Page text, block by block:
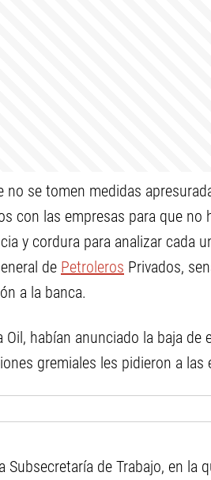
no se tomen medidas
con las empresas para que no
y cordura para analizar cada
de Petroleros Privados,
a la banca.
habían anunciado la baja de
gremiales les pidieron a
Subsecretaría de Trabajo, en la